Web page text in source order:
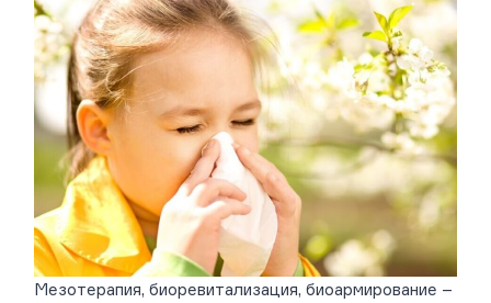
Мезотерапия, биоревитализация, биоармирование –